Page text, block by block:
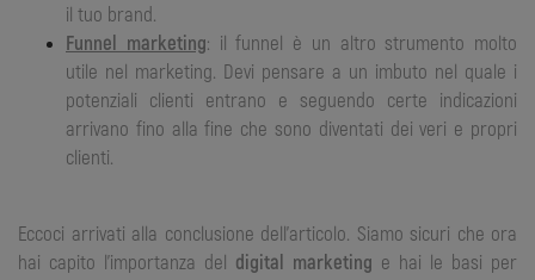
il tuo brand.
Funnel marketing: il funnel è un altro strumento molto
utile nel marketing. Devi pensare a un imbuto nel quale i
potenziali clienti entrano e seguendo certe indicazioni
arrivano fino alla fine che sono diventati dei veri e propri
clienti.
Eccoci arrivati alla conclusione dell’articolo. Siamo sicuri che ora
hai capito l’importanza del digital marketing e hai le basi per